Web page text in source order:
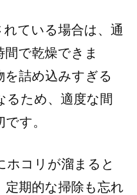
ている場合は、通
で乾燥できま
詰め込みすぎる
るため、適度な間
す。
ホコリが溜まると
定期的な掃除も忘れ